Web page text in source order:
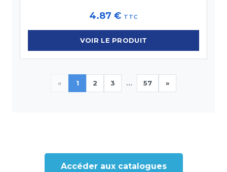
4.87€ TTC
VOIR LE PRODUIT
« 1 2 3 ... 57 »
Accéder aux catalogues